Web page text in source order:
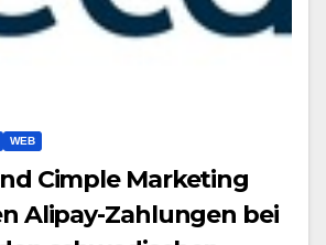
WEB
Cimple Marketing
Alipay-Zahlungen bei